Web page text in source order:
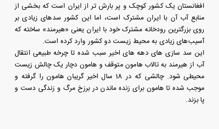
افغانستان یک کشور کوچک و پر بارش تر از ایران است که بخشی از
منابع آب آن با ایران مشترک است، اما این کشور سدهای زیادی بر
روی بزرگترین رودخانه مشترک خود با ایران یعنی «هیرمند» ساخته که
آسیب‌های زیادی به محیط زیست دو کشور وارد کرده است.
این سد سازی های دهه های اخیر سبب شده تا چرخه طبیعی انتقال
آب از هیرمند به تالاب هامون متوقف و هامون دچار یک چالش زیست
محیطی شود. چالشی که در 18 سال اخیر گریبان هامون را گرفته و
موجب شده تا هامون برای زنده ماندن در برزخ مرگ و زندگی دست و
پا بزند.